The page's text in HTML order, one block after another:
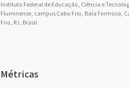
Instituto Federal de Educação, Ciência e
Fluminense, campus Cabo Frio, Baía Formosa,
Frio, RJ, Brasil.
Métricas